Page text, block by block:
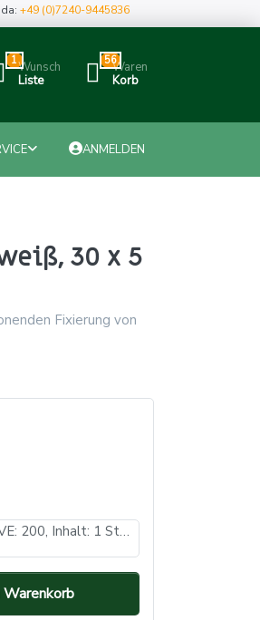
da:+49 (0)7240-9445836
1Wunsch
Liste
56Waren
Korb
ANMELDEN
30 x 5
Fixierung von
Gelenkmanschette, weiß, 30 x 5 cm (VE: 200, Inhalt: 1 Stück)
Warenkorb